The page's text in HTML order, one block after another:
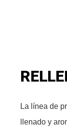
La línea de
llenado y